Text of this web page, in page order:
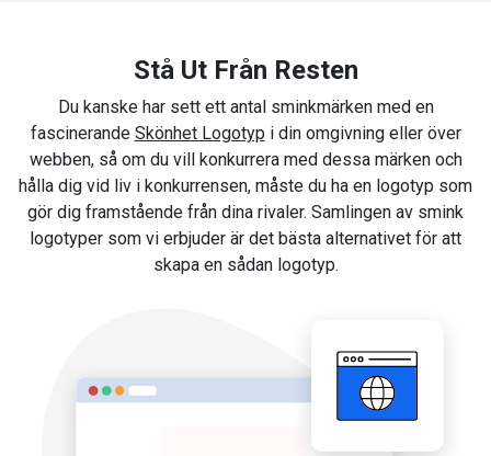
Stå Ut Från Resten
Du kanske har sett ett antal sminkmärken med en
fascinerande Skönhet Logotyp i din omgivning eller över
webben, så om du vill konkurrera med dessa märken och
hålla dig vid liv i konkurrensen, måste du ha en logotyp som
gör dig framstående från dina rivaler. Samlingen av smink
logotyper som vi erbjuder är det bästa alternativet för att
skapa en sådan logotyp.